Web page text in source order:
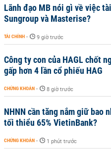
Lãnh đạo MB nói gì về việc
Sungroup và Masterise?
TÀI CHÍNH - 9 giờ trước
Công ty con của HAGL chốt
gấp hơn 4 lần cổ phiếu HAG
CHỨNG KHOÁN - 8 giờ trước
NHNN cần tăng nắm giữ bao
tối thiểu 65% VietinBank?
CHỨNG KHOÁN - 1 phút trước